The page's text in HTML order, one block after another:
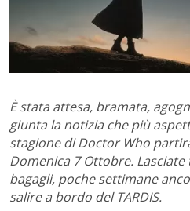
È stata attesa, bramata,
giunta la notizia che più
stagione di Doctor Who
Domenica 7 Ottobre.
bagagli, poche settimane
salire a bordo del TARDIS.